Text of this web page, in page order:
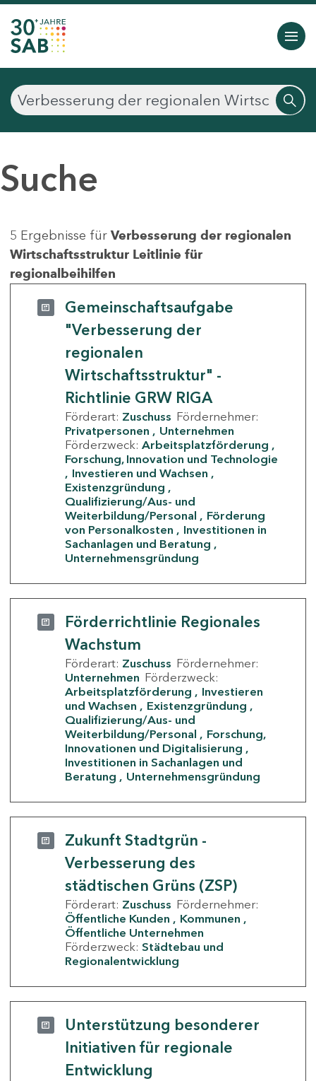
Suche
5 Ergebnisse für Verbesserung der regionalen
Wirtschaftsstruktur Leitlinie für
regionalbeihilfen
Gemeinschaftsaufgabe
"Verbesserung der
regionalen
Wirtschaftsstruktur" -
Richtlinie GRW RIGA
Förderart: Zuschuss Fördernehmer:
Privatpersonen
Unternehmen
Förderzweck: Arbeitsplatzförderung
Forschung, Innovation und Technologie
Investieren und Wachsen
Existenzgründung
Qualifizierung/Aus- und
Weiterbildung/Personal
Förderung
von Personalkosten
Investitionen in
Sachanlagen und Beratung
Unternehmensgründung
Förderrichtlinie Regionales
Wachstum
Förderart: Zuschuss Fördernehmer:
Unternehmen Förderzweck:
Arbeitsplatzförderung
Investieren
und Wachsen
Existenzgründung
Qualifizierung/Aus- und
Weiterbildung/Personal
Forschung,
Innovationen und Digitalisierung
Investitionen in Sachanlagen und
Beratung
Unternehmensgründung
Zukunft Stadtgrün -
Verbesserung des
städtischen Grüns (ZSP)
Förderart: Zuschuss Fördernehmer:
Öffentliche Kunden
Kommunen
Öffentliche Unternehmen
Förderzweck: Städtebau und
Regionalentwicklung
Unterstützung besonderer
Initiativen für regionale
Entwicklung